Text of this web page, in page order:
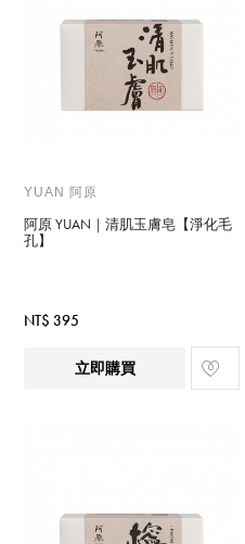
YUAN 阿原
阿原 YUAN｜清肌玉膚皂【淨化毛
孔】
NT$ 395
立即購買